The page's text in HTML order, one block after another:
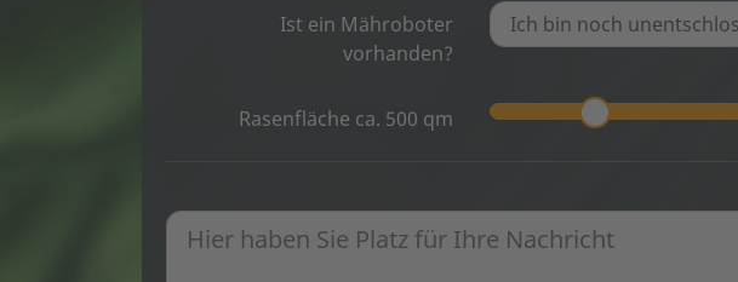
Ist ein Mähroboter
vorhanden?
Rasenfläche ca. 500 qm